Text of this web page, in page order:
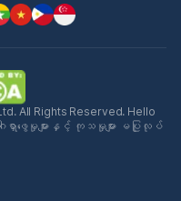
All Rights Reserved. Hello
ါရှာဖွေမှုများနှင့် ကုသမှုများ မပြုလုပ်